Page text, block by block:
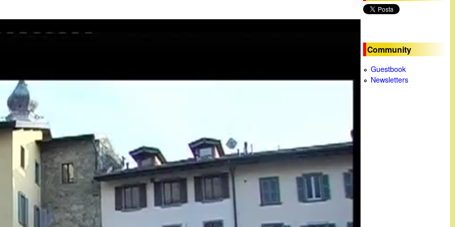
c
Community
Guestbook
Newsletters